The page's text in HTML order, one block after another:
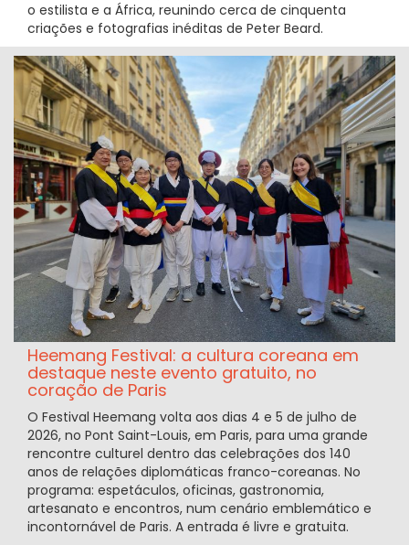
o estilista e a África, reunindo cerca de cinquenta
criações e fotografias inéditas de Peter Beard.
Heemang Festival: a cultura coreana em
destaque neste evento gratuito, no
coração de Paris
O Festival Heemang volta aos dias 4 e 5 de julho de
2026, no Pont Saint-Louis, em Paris, para uma grande
rencontre culturel dentro das celebrações dos 140
anos de relações diplomáticas franco-coreanas. No
programa: espetáculos, oficinas, gastronomia,
artesanato e encontros, num cenário emblemático e
incontornável de Paris. A entrada é livre e gratuita.